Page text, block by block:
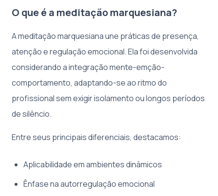
O que é a meditação marquesiana?
A meditação marquesiana une práticas de presença,
atenção e regulação emocional. Ela foi desenvolvida
considerando a integração mente-emção-
comportamento, adaptando-se ao ritmo do
profissional sem exigir isolamento ou longos períodos
de silêncio.
Entre seus principais diferenciais, destacamos:
Aplicabilidade em ambientes dinâmicos
Ênfase na autorregulação emocional